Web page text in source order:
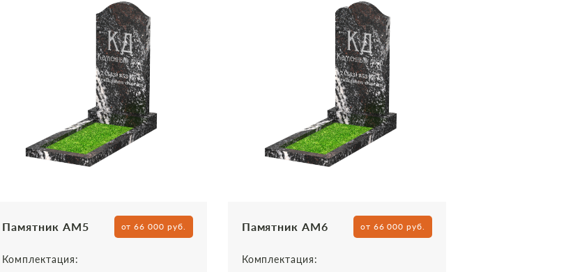
Памятник АМ5 от 66 000 руб.
Комплектация:
Памятник АМ6 от 66 000 руб.
Комплектация: